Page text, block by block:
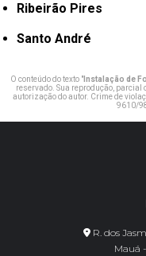
Ribeirão Pires
Santo André
O conteúdo do texto " Instalação de
reservado. Sua reprodução,
autorização do autor. Crime de
9610/
R. dos
Mauá